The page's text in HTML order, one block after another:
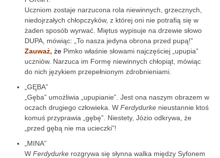
Uczniom zostaje narzucona rola niewinnych, grzecznych,
niedojrzałych chłopczyków, z której oni nie potrafią się w
żaden sposób wyrwać. Miętus wypisuje na drzewie słowo
DUPA, mówiąc: „To nasza jedyna obrona przed pupą!”
Zauważ, że Pimko właśnie słowami najczęściej „upupia”
uczniów. Narzuca im Formę niewinnych chłopiąt, mówiąc
do nich językiem przepełnionym zdrobnieniami.
„GĘBA”
„Gęba” umożliwia „upupianie”. Jest ona naszym obrazem w
oczach drugiego człowieka. W Ferdydurke nieustannie ktoś
komuś przyprawia „gębę”. Niestety, Józio odkrywa, że
„przed gębą nie ma ucieczki”!
„MINA”
W Ferdydurke rozgrywa się słynna walka między Syfonem